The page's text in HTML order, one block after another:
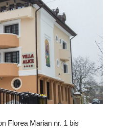
Florea Marian nr. 1 bis